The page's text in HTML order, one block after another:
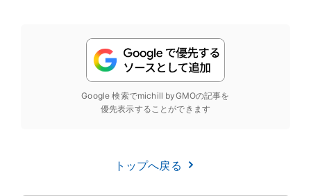
Google 検索でmichill byGMOの記事を
優先表示することができます
トップへ戻る